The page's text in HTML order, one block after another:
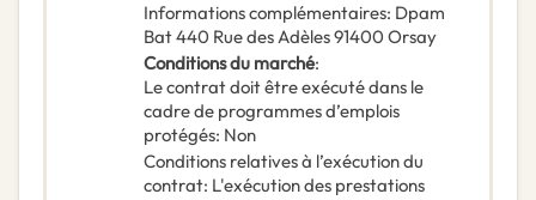
Informations complémentaires: Dpam
Bat 440 Rue des Adèles 91400 Orsay
Conditions du marché:
Le contrat doit être exécuté dans le
cadre de programmes d’emplois
protégés: Non
Conditions relatives à l’exécution du
contrat: L'exécution des prestations